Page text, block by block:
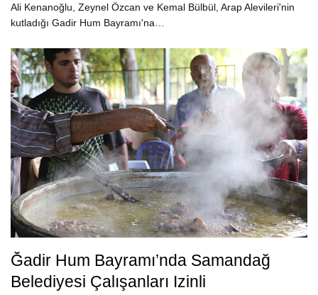
Ali Kenanoğlu, Zeynel Özcan ve Kemal Bülbül, Arap Alevileri'nin
kutladığı Gadir Hum Bayramı'na…
Ğadir Hum Bayramı’nda Samandağ
Belediyesi Çalışanları Izinli